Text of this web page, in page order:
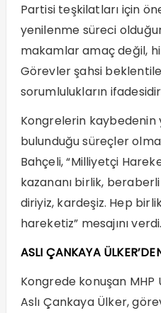
Partisi teşkilatları için
yenilenme süreci
makamlar amaç değil,
Görevler şahsi
sorumlulukların
Kongrelerin kaybedenin
bulunduğu süreçler
Bahçeli, “Milliyetçi
kazananı birlik,
diriyiz, kardeşiz. Hep
hareketiz” mesajını verdi.
ASLI ÇANKAYA
Kongrede konuşan MHP
Aslı Çankaya Ülker,